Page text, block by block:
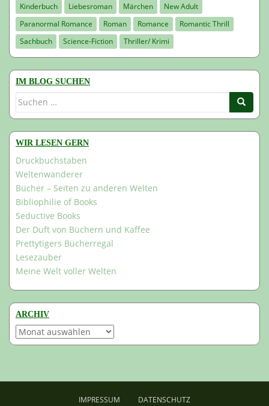
Kinderbuch
Liebesroman Märchen
New Adult
Paranormal Romance
Roman Romance
Romantic Thrill
Sachbuch
Science-Fiction Thriller/ Krimi
IM BLOG SUCHEN
Suchen
WIR LESEN GERN
Druckbuchstaben
Weltenwanderer
Bücher – Seiten zu anderen Welten
Bibliophilie of Books
Seductive Books
Der Duft von Büchern und Kaffee
Prettytigers Bücherregal
Lesezauber
Meine Welt voller Welten
ARCHIV
Archiv
IMPRESSUM DATENSCHUTZ